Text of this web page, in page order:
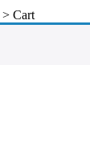
> Cart